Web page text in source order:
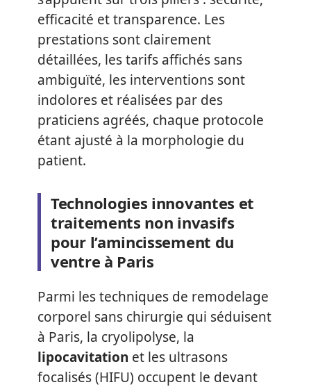
efficacité et transparence. Les
prestations sont clairement
détaillées, les tarifs affichés sans
ambiguïté, les interventions sont
indolores et réalisées par des
praticiens agréés, chaque protocole
étant ajusté à la morphologie du
patient.
Technologies innovantes et
traitements non invasifs
pour l’amincissement du
ventre à Paris
Parmi les techniques de remodelage
corporel sans chirurgie qui séduisent
à Paris, la cryolipolyse, la
lipocavitation et les ultrasons
focalisés (HIFU) occupent le devant